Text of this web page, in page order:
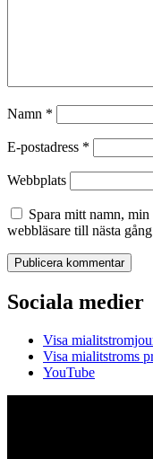
Namn *
E-postadress *
Webbplats
Spara mitt namn, min
webbläsare till nästa
Sociala medier
Visa
Visa mialitstroms
YouTube